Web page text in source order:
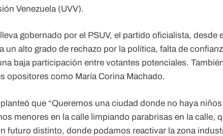
Venezuela (UVV).
gobernado por el PSUV, el partido oficialista, desde
alto grado de rechazo por la política, falta de
baja participación entre votantes potenciales.
opositores como María Corina Machado.
que “Queremos una ciudad donde no haya
menores en la calle limpiando parabrisas en la calle,
futuro distinto, donde podamos reactivar la zona